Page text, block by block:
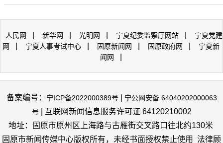
人民网 新华网 光明网 宁夏纪委监察厅网站
宁夏党建
网
宁夏人事考试中心 固原新闻网 固原政府网
宁夏新
闻网
备案编号： 宁ICP备2022000389号
宁公网安备 64040202000063
号 | 互联网新闻信息服务许可证 64120210002
地址：固原市原州区上海路与古雁街交叉路口往北约130米
固原市新闻传媒中心版权所有，未经书面授权禁止使用 法律顾